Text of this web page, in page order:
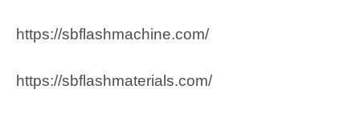
https://sbflashmachine.com/
https://sbflashmaterials.com/